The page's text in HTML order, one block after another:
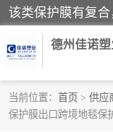
德州佳诺
当前位置： 首页 > 供应
保护膜出口跨境地毯保
pe保护膜